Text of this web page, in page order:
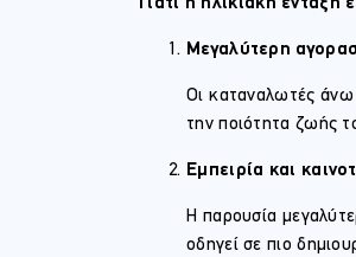
Μεγαλύτερη
Οι καταναλωτές άνω
την ποιότητα ζωής
Εμπειρία και
Η παρουσία
οδηγεί σε πιο